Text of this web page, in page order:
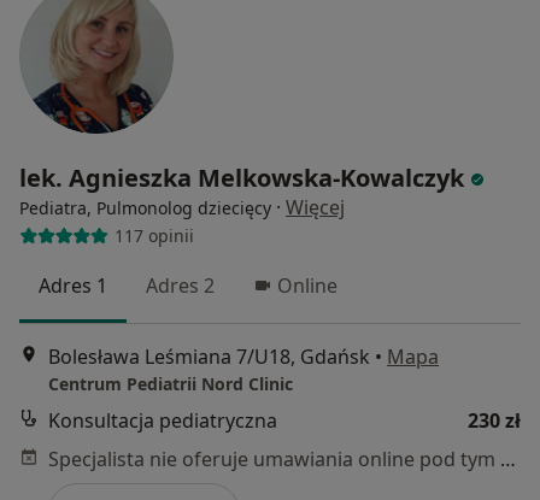
lek. Agnieszka Melkowska-Kowalczyk
Pediatra, Pulmonolog dziecięcy · Więcej
117 opinii
Adres 1 Adres 2 Online
Bolesława Leśmiana 7/U18, Gdańsk • Mapa
Centrum Pediatrii Nord Clinic
Konsultacja pediatryczna
230 zł
Specjalista nie oferuje umawiania online pod tym adresem.